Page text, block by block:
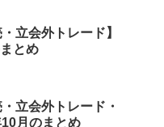
立会外トレード】
とめ
・立会外トレード・
10月のまとめ